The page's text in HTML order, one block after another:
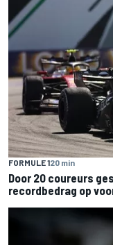
FORMULE 120 min
Door 20 coureurs
recordbedrag op